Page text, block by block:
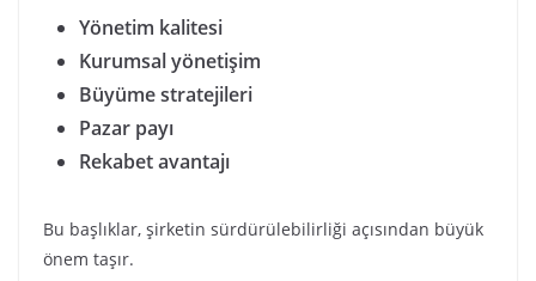
Yönetim kalitesi
Kurumsal yönetişim
Büyüme stratejileri
Pazar payı
Rekabet avantajı
Bu başlıklar, şirketin sürdürülebilirliği açısından büyük
önem taşır.